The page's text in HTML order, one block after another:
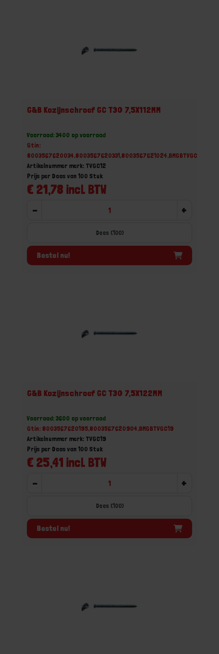
G&B Kozijnschroef GC T30 7,5X112MM
Voorraad: 3400 op voorraad
Gtin:
8003567620034,8003567620331,8003567621024,BMGBTVGC12
Artikelnummer merk: TVGC12
€ 21,78 incl. BTW
Prijs per Doos van 100 Stuk
- +
Doos (100)
Bestel nu!
G&B Kozijnschroef GC T30 7,5X122MM
Voorraad: 3600 op voorraad
Gtin: 8003567620195,8003567620904,BMGBTVGC19
Artikelnummer merk: TVGC19
€ 25,41 incl. BTW
Prijs per Doos van 100 Stuk
- +
Doos (100)
Bestel nu!